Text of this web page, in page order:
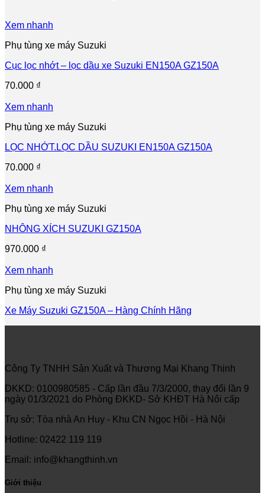
Xem nhanh
Phụ tùng xe máy Suzuki
Cục lọc nhớt – lọc dầu xe Suzuki EN150A GZ150A
70.000 ₫
Xem nhanh
Phụ tùng xe máy Suzuki
LỌC NHỚT.LỌC DẦU SUZUKI EN150A GZ150A
70.000 ₫
Xem nhanh
Phụ tùng xe máy Suzuki
NHÔNG XÍCH SUZUKI GZ150A
970.000 ₫
Xem nhanh
Phụ tùng xe máy Suzuki
Xe Máy Suzuki GZ150A – Hàng Chính Hãng
Công Ty TNHH Sản Xuất và Thương Mại Khang Thịnh
DKKD: 0100980585 - Cấp lần đầu 7/3/2000, thay đổi lần 9
ngày 01/3/2021 do Phòng ĐKKD- Sở KHĐT Hà Nôi cấp
Trụ sở: Tòa nhà An Huy - Khu CN Ngọc Hồi - Hà Nội
Hotline: 02422 119 119
Email: info@khangthinh.vn
Giới thiệu